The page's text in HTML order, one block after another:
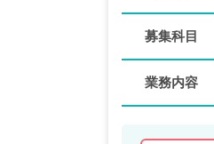
募集科目
業務内容